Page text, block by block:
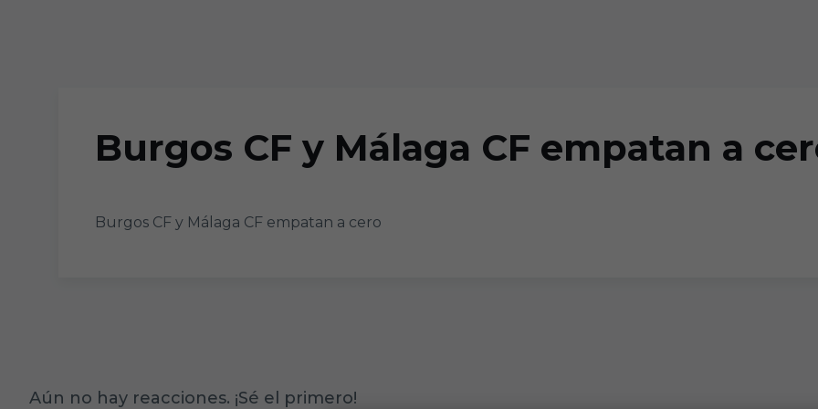
Burgos CF y Málaga CF empatan a
Burgos CF y Málaga CF empatan a cero
Aún no hay reacciones. ¡Sé el primero!